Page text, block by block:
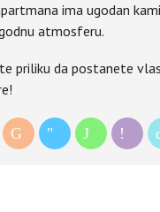
ima ugodan
atmosferu.
priliku da postanete